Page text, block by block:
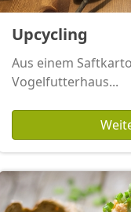
Upcycling
Aus einem
Vogelfutterhaus...